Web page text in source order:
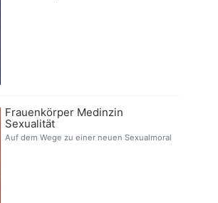
Frauenkörper Medinzin
Sexualität
Auf dem Wege zu einer neuen Sexualmoral